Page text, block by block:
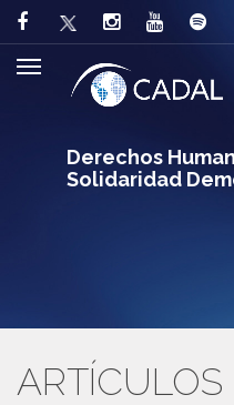
Derechos
Solidaridad
ARTÍCULOS